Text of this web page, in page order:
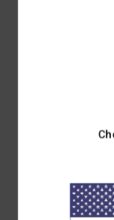
9. luglio
/5
/5 Colore
Consiglio